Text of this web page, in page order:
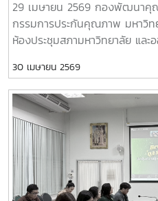
29 เมษายน 2569 กองพัฒนาคุ
กรรมการประกันคุณภาพ มหาวิ
ห้องประชุมสภามหาวิทยาลัย และ
การประชุมครั้งนี้ ผู้เข้าร่วมประชุม
แนวทางการดำเนินงานพัฒนาคุ
EdPEx ของแต่ละส่วนงาน/หน่วย
การเข้ารับการประเมินคุณภาพก
ระดับคณะ/วิทยาลัย รวมถึงการ
หน่วยตรวจประเมินคุณภาพภายน
พัฒนาคุณภาพสู่ความเป็นเลิศ#
คุณภาพ# กองพัฒนาคุณภาพ :
30 เมษายน 2569